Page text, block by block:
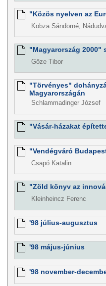
"Közös nyelven az
Kobza Sándorné,
"Magyarország 2000"
Gőze Tibor
"Törvényes"
Magyarországán
Schlammadinger József
"Vásár-házakat
"Vendégváró
Csapó Katalin
"Zöld könyv az
Kleinheincz Ferenc
'98 július-augusztus
'98 május-június
'98 november-